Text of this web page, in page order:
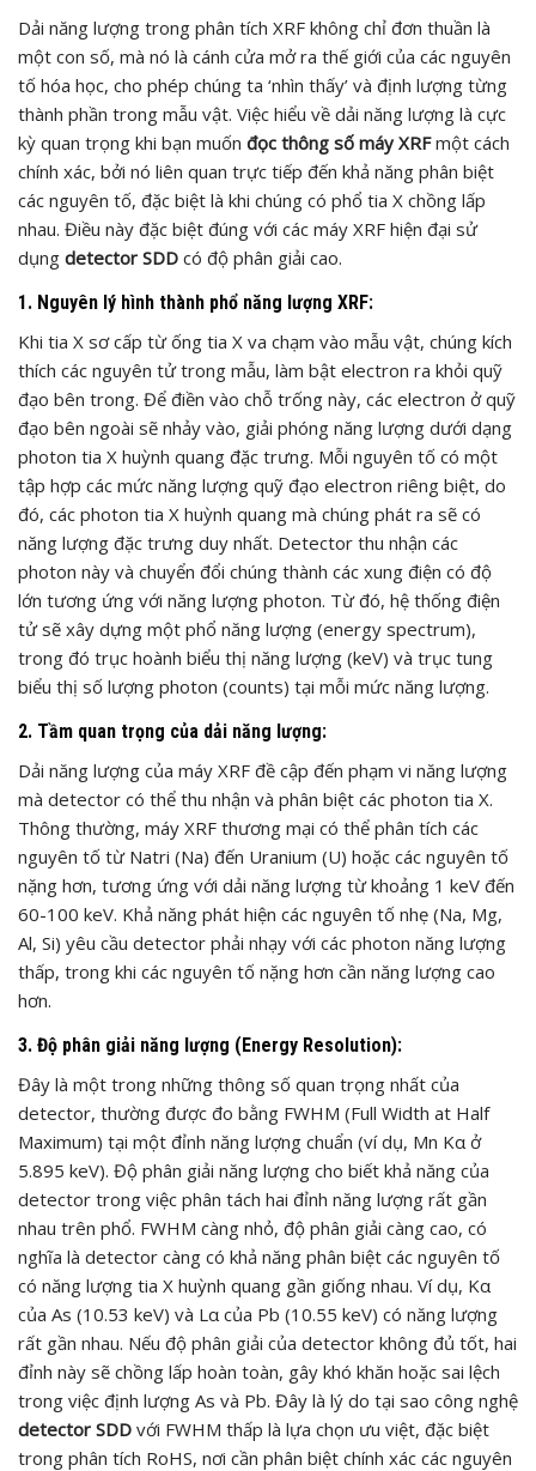
Dải năng lượng trong phân tích XRF không chỉ đơn thuần là
một con số, mà nó là cánh cửa mở ra thế giới của các nguyên
tố hóa học, cho phép chúng ta ‘nhìn thấy’ và định lượng từng
thành phần trong mẫu vật. Việc hiểu về dải năng lượng là cực
kỳ quan trọng khi bạn muốn đọc thông số máy XRFmột cách
chính xác, bởi nó liên quan trực tiếp đến khả năng phân biệt
các nguyên tố, đặc biệt là khi chúng có phổ tia X chồng lấp
nhau. Điều này đặc biệt đúng với các máy XRF hiện đại sử
dụng detector SDD có độ phân giải cao.
1. Nguyên lý hình thành phổ năng lượng XRF:
Khi tia X sơ cấp từ ống tia X va chạm vào mẫu vật, chúng kích
thích các nguyên tử trong mẫu, làm bật electron ra khỏi quỹ
đạo bên trong. Để điền vào chỗ trống này, các electron ở quỹ
đạo bên ngoài sẽ nhảy vào, giải phóng năng lượng dưới dạng
photon tia X huỳnh quang đặc trưng. Mỗi nguyên tố có một
tập hợp các mức năng lượng quỹ đạo electron riêng biệt, do
đó, các photon tia X huỳnh quang mà chúng phát ra sẽ có
năng lượng đặc trưng duy nhất. Detector thu nhận các
photon này và chuyển đổi chúng thành các xung điện có độ
lớn tương ứng với năng lượng photon. Từ đó, hệ thống điện
tử sẽ xây dựng một phổ năng lượng (energy spectrum),
trong đó trục hoành biểu thị năng lượng (keV) và trục tung
biểu thị số lượng photon (counts) tại mỗi mức năng lượng.
2. Tầm quan trọng của dải năng lượng:
Dải năng lượng của máy XRF đề cập đến phạm vi năng lượng
mà detector có thể thu nhận và phân biệt các photon tia X.
Thông thường, máy XRF thương mại có thể phân tích các
nguyên tố từ Natri (Na) đến Uranium (U) hoặc các nguyên tố
nặng hơn, tương ứng với dải năng lượng từ khoảng 1 keV đến
60-100 keV. Khả năng phát hiện các nguyên tố nhẹ (Na, Mg,
Al, Si) yêu cầu detector phải nhạy với các photon năng lượng
thấp, trong khi các nguyên tố nặng hơn cần năng lượng cao
hơn.
3. Độ phân giải năng lượng (Energy Resolution):
Đây là một trong những thông số quan trọng nhất của
detector, thường được đo bằng FWHM (Full Width at Half
Maximum) tại một đỉnh năng lượng chuẩn (ví dụ, Mn Kα ở
5.895 keV). Độ phân giải năng lượng cho biết khả năng của
detector trong việc phân tách hai đỉnh năng lượng rất gần
nhau trên phổ. FWHM càng nhỏ, độ phân giải càng cao, có
nghĩa là detector càng có khả năng phân biệt các nguyên tố
có năng lượng tia X huỳnh quang gần giống nhau. Ví dụ, Kα
của As (10.53 keV) và Lα của Pb (10.55 keV) có năng lượng
rất gần nhau. Nếu độ phân giải của detector không đủ tốt, hai
đỉnh này sẽ chồng lấp hoàn toàn, gây khó khăn hoặc sai lệch
trong việc định lượng As và Pb. Đây là lý do tại sao công nghệ
detector SDD với FWHM thấp là lựa chọn ưu việt, đặc biệt
trong phân tích RoHS, nơi cần phân biệt chính xác các nguyên